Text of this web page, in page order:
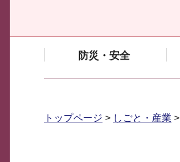
防災・安全
トップページ > しごと・産業 >